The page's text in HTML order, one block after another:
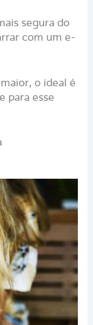
segura do
com um e-
o ideal é
para esse